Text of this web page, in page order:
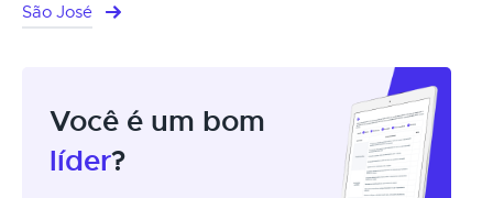
São José
Você é um bom
líder?